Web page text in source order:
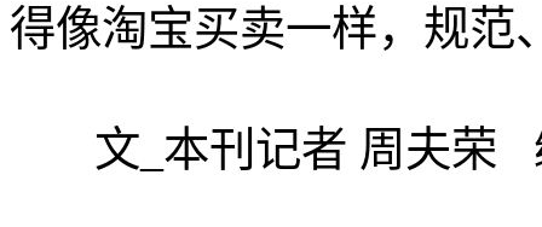
得像淘宝买卖一样，规范
文_本刊记者 周夫荣